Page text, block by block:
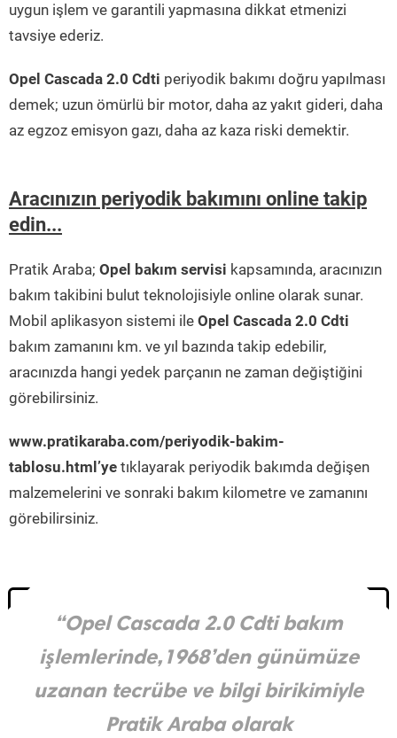
uygun işlem ve garantili yapmasına dikkat etmenizi
tavsiye ederiz.
Opel Cascada 2.0 Cdti periyodik bakımı doğru yapılması
demek; uzun ömürlü bir motor, daha az yakıt gideri, daha
az egzoz emisyon gazı, daha az kaza riski demektir.
Aracınızın periyodik bakımını online takip
edin...
Pratik Araba; Opel bakım servisi kapsamında, aracınızın
bakım takibini bulut teknolojisiyle online olarak sunar.
Mobil aplikasyon sistemi ile Opel Cascada 2.0 Cdti
bakım zamanını km. ve yıl bazında takip edebilir,
aracınızda hangi yedek parçanın ne zaman değiştiğini
görebilirsiniz.
www.pratikaraba.com/periyodik-bakim-
tablosu.html’ye tıklayarak periyodik bakımda değişen
malzemelerini ve sonraki bakım kilometre ve zamanını
görebilirsiniz.
“Opel Cascada 2.0 Cdti bakım
işlemlerinde,1968’den günümüze
uzanan tecrübe ve bilgi birikimiyle
Pratik Araba olarak